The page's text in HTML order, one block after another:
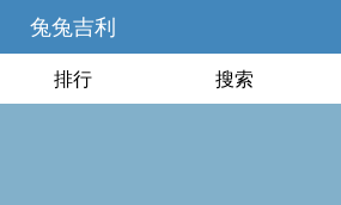
兔兔吉利
排行 搜索